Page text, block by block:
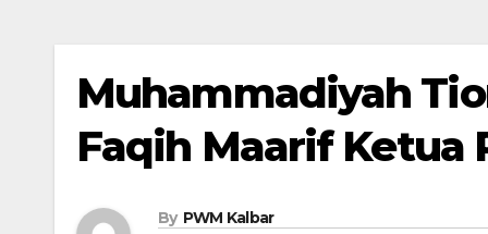
Muhammadiyah
Faqih Maarif Ketua
By PWM Kalbar